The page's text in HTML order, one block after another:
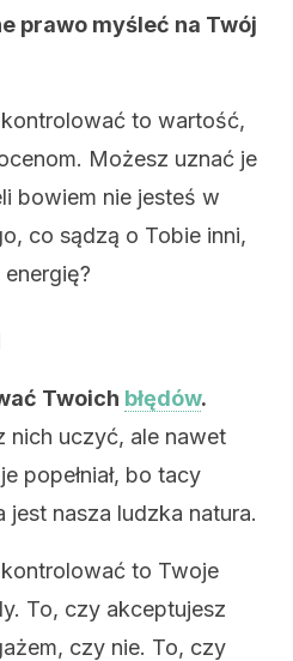
prawo myśleć na Twój
to wartość,
Możesz uznać je
bowiem nie jesteś w
co sądzą o Tobie inni,
Twoich błędów.
nich uczyć, ale nawet
popełniał, bo tacy
jest nasza ludzka natura.
to Twoje
To, czy akceptujesz
czy nie. To, czy